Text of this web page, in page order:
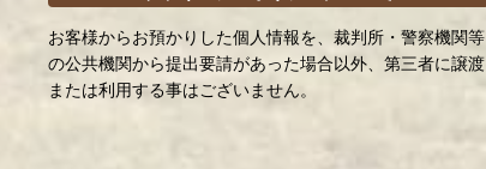
お客様からお預かりした個人情報を、裁判所・警察機関等
の公共機関から提出要請があった場合以外、第三者に譲渡
または利用する事はございません。